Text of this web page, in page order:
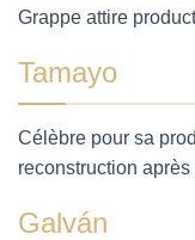
Grappe attire
Tamayo
Célèbre pour sa
reconstruction
Galván